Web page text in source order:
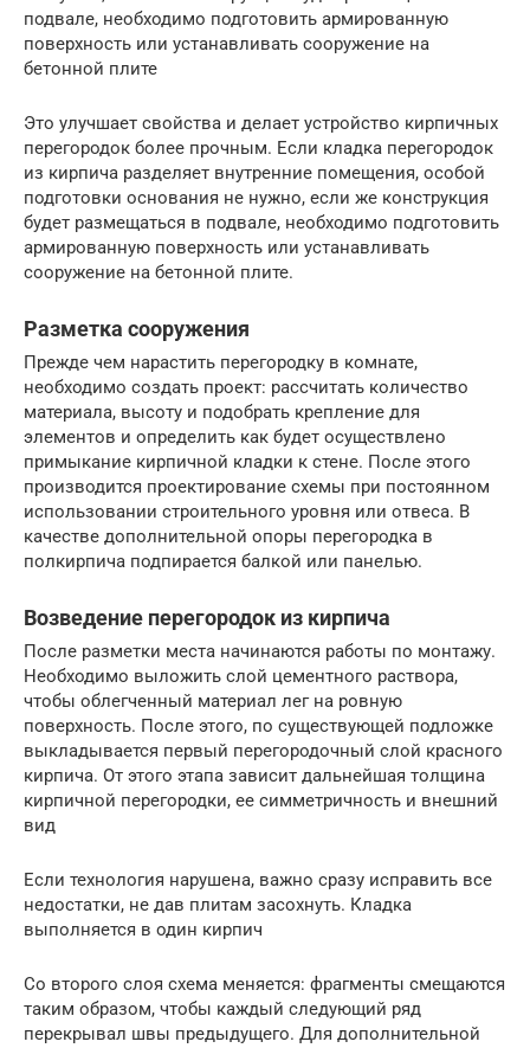
подвале, необходимо подготовить армированную
поверхность или устанавливать сооружение на
бетонной плите
Это улучшает свойства и делает устройство кирпичных
перегородок более прочным. Если кладка перегородок
из кирпича разделяет внутренние помещения, особой
подготовки основания не нужно, если же конструкция
будет размещаться в подвале, необходимо подготовить
армированную поверхность или устанавливать
сооружение на бетонной плите.
Разметка сооружения
Прежде чем нарастить перегородку в комнате,
необходимо создать проект: рассчитать количество
материала, высоту и подобрать крепление для
элементов и определить как будет осуществлено
примыкание кирпичной кладки к стене. После этого
производится проектирование схемы при постоянном
использовании строительного уровня или отвеса. В
качестве дополнительной опоры перегородка в
полкирпича подпирается балкой или панелью.
Возведение перегородок из кирпича
После разметки места начинаются работы по монтажу.
Необходимо выложить слой цементного раствора,
чтобы облегченный материал лег на ровную
поверхность. После этого, по существующей подложке
выкладывается первый перегородочный слой красного
кирпича. От этого этапа зависит дальнейшая толщина
кирпичной перегородки, ее симметричность и внешний
вид
Если технология нарушена, важно сразу исправить все
недостатки, не дав плитам засохнуть. Кладка
выполняется в один кирпич
Со второго слоя схема меняется: фрагменты смещаются
таким образом, чтобы каждый следующий ряд
перекрывал швы предыдущего. Для дополнительной